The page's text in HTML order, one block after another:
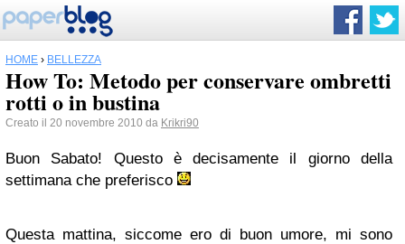
HOME › BELLEZZA
How To: Metodo per conservare ombretti
rotti o in bustina
Creato il 20 novembre 2010 da Krikri90
Buon Sabato! Questo è decisamente il giorno della
settimana che preferisco
Questa mattina, siccome ero di buon umore, mi sono